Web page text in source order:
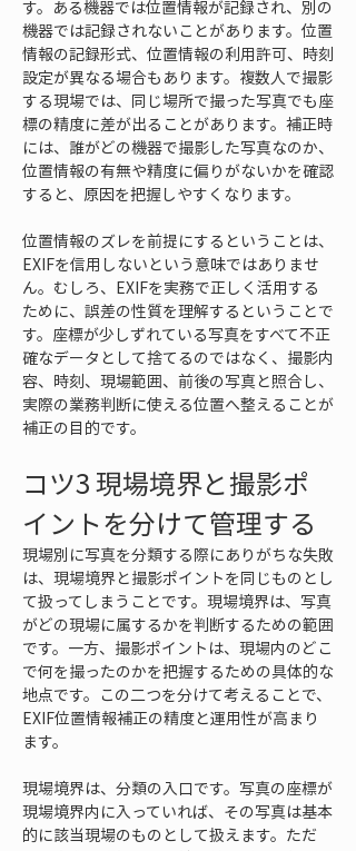
す。ある機器では位置情報が記録され、別の
機器では記録されないことがあります。位置
情報の記録形式、位置情報の利用許可、時刻
設定が異なる場合もあります。複数人で撮影
する現場では、同じ場所で撮った写真でも座
標の精度に差が出ることがあります。補正時
には、誰がどの機器で撮影した写真なのか、
位置情報の有無や精度に偏りがないかを確認
すると、原因を把握しやすくなります。
位置情報のズレを前提にするということは、
EXIFを信用しないという意味ではありませ
ん。むしろ、EXIFを実務で正しく活用する
ために、誤差の性質を理解するということで
す。座標が少しずれている写真をすべて不正
確なデータとして捨てるのではなく、撮影内
容、時刻、現場範囲、前後の写真と照合し、
実際の業務判断に使える位置へ整えることが
補正の目的です。
コツ3 現場境界と撮影ポ
イントを分けて管理する
現場別に写真を分類する際にありがちな失敗
は、現場境界と撮影ポイントを同じものとし
て扱ってしまうことです。現場境界は、写真
がどの現場に属するかを判断するための範囲
です。一方、撮影ポイントは、現場内のどこ
で何を撮ったのかを把握するための具体的な
地点です。この二つを分けて考えることで、
EXIF位置情報補正の精度と運用性が高まり
ます。
現場境界は、分類の入口です。写真の座標が
現場境界内に入っていれば、その写真は基本
的に該当現場のものとして扱えます。ただ